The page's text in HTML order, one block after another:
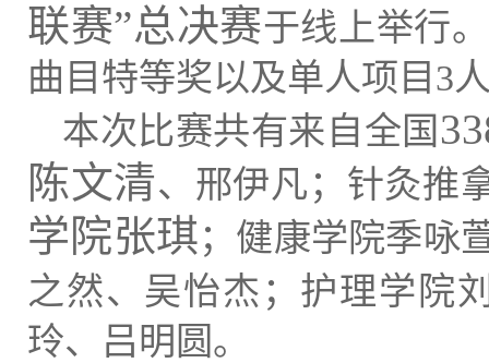
联赛”总决赛于线上举行
曲目 特等奖以及单人项 目 3
本次比赛共有来自全国
陈文清、邢伊凡； 针灸推
学院张琪； 健康学院季咏
之然、吴怡杰；护理学院
玲、
吕明圆 。